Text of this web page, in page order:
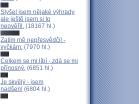
Slyšel jsem nějaké výhrady,
ale ještě jsem si to
neověřil. (18167 hl.)
Zatím mě nepřesvědčil -
vyčkám. (7970 hl.)
Celkem se mi líbí - zdá se mi
přínosný. (6851 hl.)
Je skvělý - jsem
nadšen! (6804 hl.)